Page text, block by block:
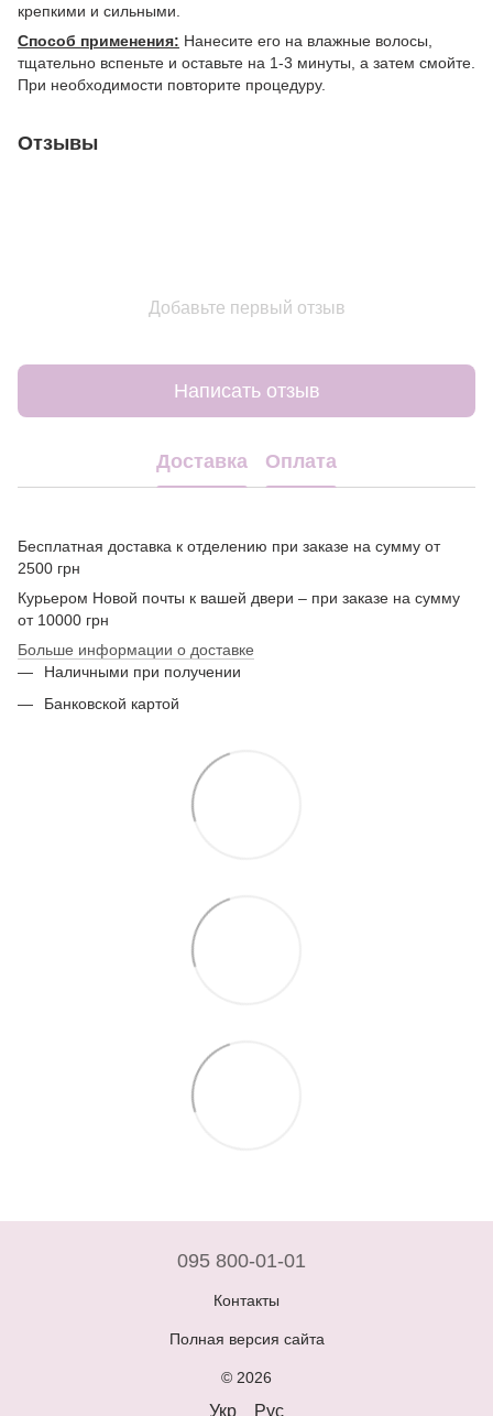
крепкими и сильными.
Способ применения: Нанесите его на влажные волосы,
тщательно вспеньте и оставьте на 1-3 минуты, а затем смойте.
При необходимости повторите процедуру.
Отзывы
Добавьте первый отзыв
Написать отзыв
Доставка Оплата
Бесплатная доставка к отделению при заказе на сумму от
2500 грн
Курьером Новой почты к вашей двери – при заказе на сумму
от 10000 грн
Больше информации о доставке
Наличными при получении
Банковской картой
095 800-01-01
Контакты
Полная версия сайта
© 2026
Укр Рус